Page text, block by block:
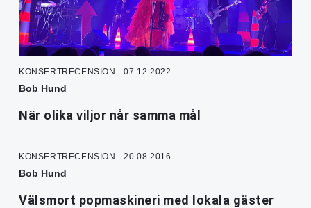
KONSERTRECENSION - 07.12.2022
Bob Hund
När olika viljor når samma mål
KONSERTRECENSION - 20.08.2016
Bob Hund
Välsmort popmaskineri med lokala gäster